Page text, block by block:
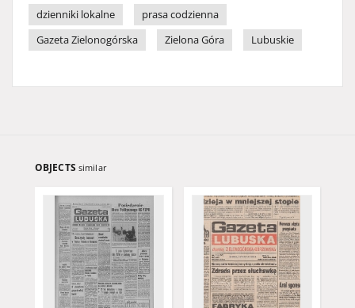
dzienniki lokalne
prasa codzienna
Gazeta Zielonogórska
Zielona Góra Lubuskie
OBJECTS similar